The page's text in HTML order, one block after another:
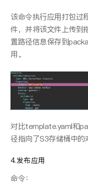
该命令执⾏应⽤打包过
件，并将该⽂件上传到
置路径信息保存到
用。
对⽐template.yaml和
径指向了S3存储桶中的
4.发布应用
命令：